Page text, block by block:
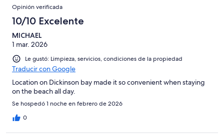
Opinión verificada
10/10 Excelente
MICHAEL
1 mar. 2026
Le gustó: Limpieza, servicios, condiciones de la propiedad
Traducir con Google
Location on Dickinson bay made it so convenient when staying
on the beach all day.
Se hospedó 1 noche en febrero de 2026
0